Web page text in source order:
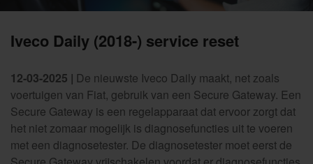
Iveco Daily (2018-) service reset
12-03-2025 | De nieuwste Iveco Daily maakt, net zoals
voertuigen van Fiat, gebruik van een Secure Gateway. Een
Secure Gateway is een regelapparaat dat ervoor zorgt dat
het niet zomaar mogelijk is diagnosefuncties uit te voeren
met een diagnosetester. De diagnosetester moet eerst de